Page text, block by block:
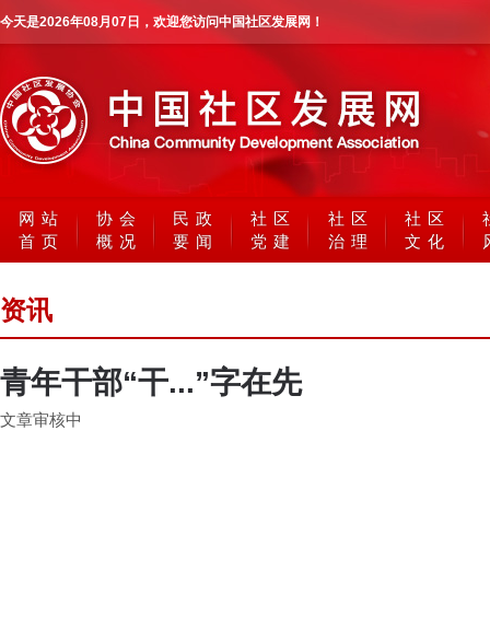
今天是2026年08月07日 ，欢迎您访问中国社区发展网！
网站
首页
协会
概况
民政
要闻
社区
党建
社区
治理
社区
文化
资讯
青年干部“干...”字在先
文章审核中